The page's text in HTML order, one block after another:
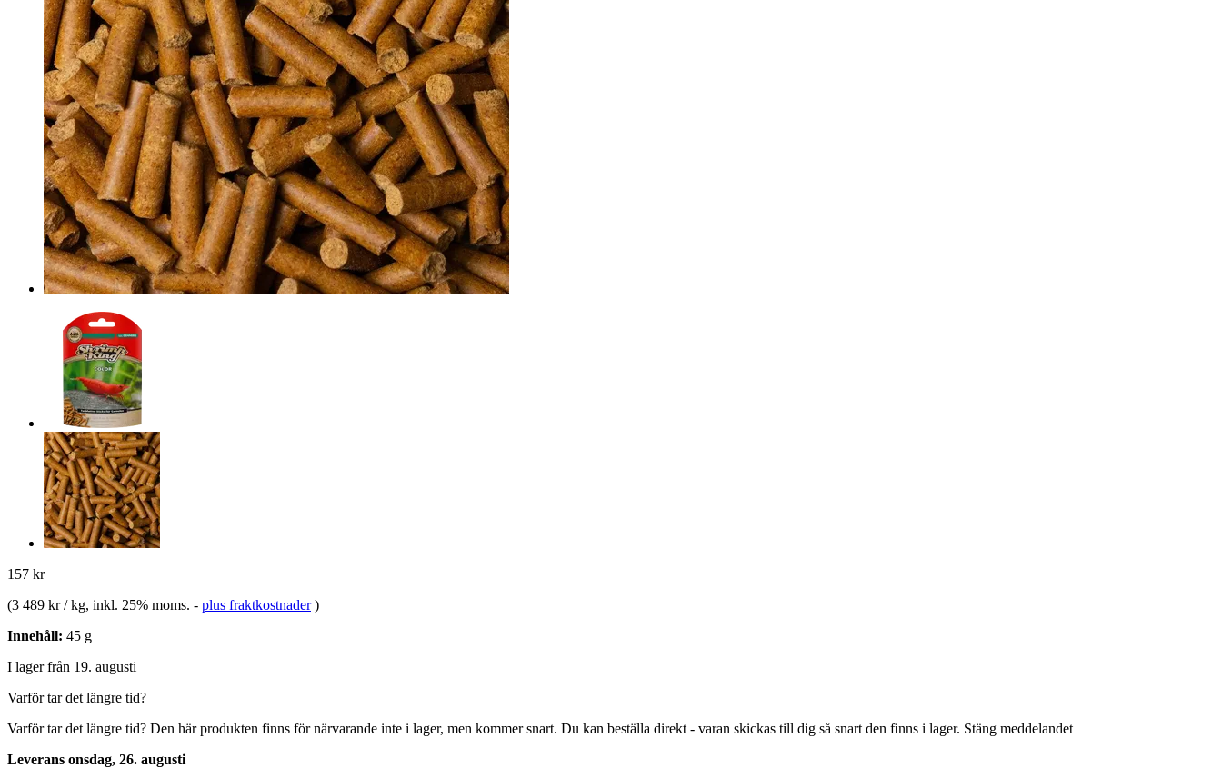
157 kr
(3 489 kr / kg, inkl. 25% moms. - plus fraktkostnader )
Innehåll: 45 g
I lager från 19. augusti
Varför tar det längre tid?
Varför tar det längre tid? Den här produkten finns för närvarande inte i lager, men kommer snart. Du kan beställa direkt - varan skickas till dig så snart den finns i lager. Stäng meddelandet
Leverans onsdag, 26. augusti